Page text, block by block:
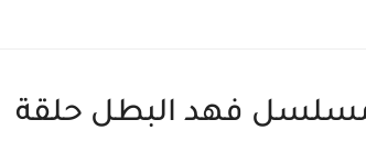
فهد البطل حلقة